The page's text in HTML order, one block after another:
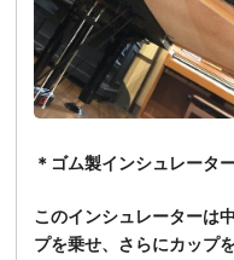
＊ゴム製インシュレータ
このインシュレーターは
プを乗せ、さらにカップ